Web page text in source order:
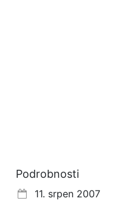
Podrobnosti
11. srpen 2007